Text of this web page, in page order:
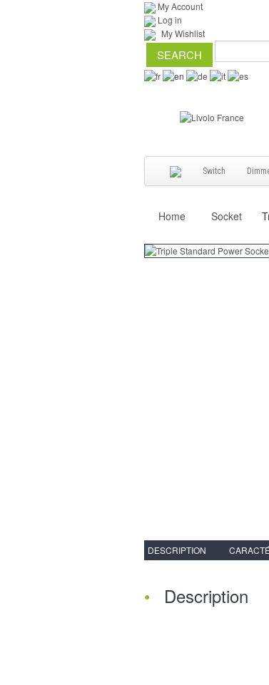
My Account
Log in
My Wishlist
Switch
Home Socket
DESCRIPTION
Description